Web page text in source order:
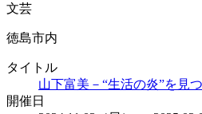
文芸
徳島市内
タイトル
山下富美－“生活の炎”を見
開催日